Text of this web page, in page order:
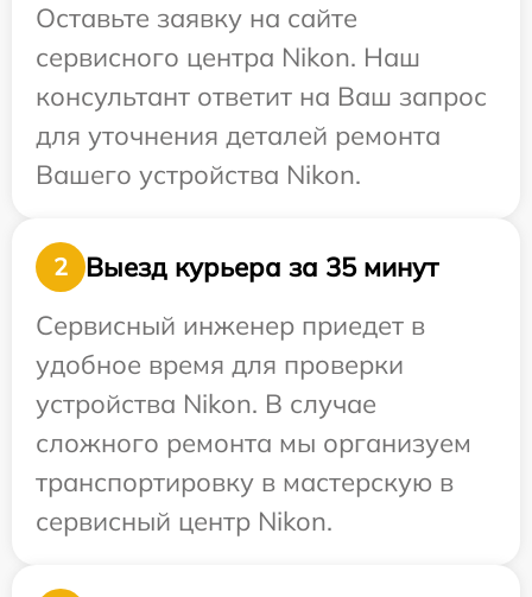
Оставьте заявку на сайте
сервисного центра Nikon. Наш
консультант ответит на Ваш запрос
для уточнения деталей ремонта
Вашего устройства Nikon.
2
Выезд курьера за 35 минут
Сервисный инженер приедет в
удобное время для проверки
устройства Nikon. В случае
сложного ремонта мы организуем
транспортировку в мастерскую в
сервисный центр Nikon.